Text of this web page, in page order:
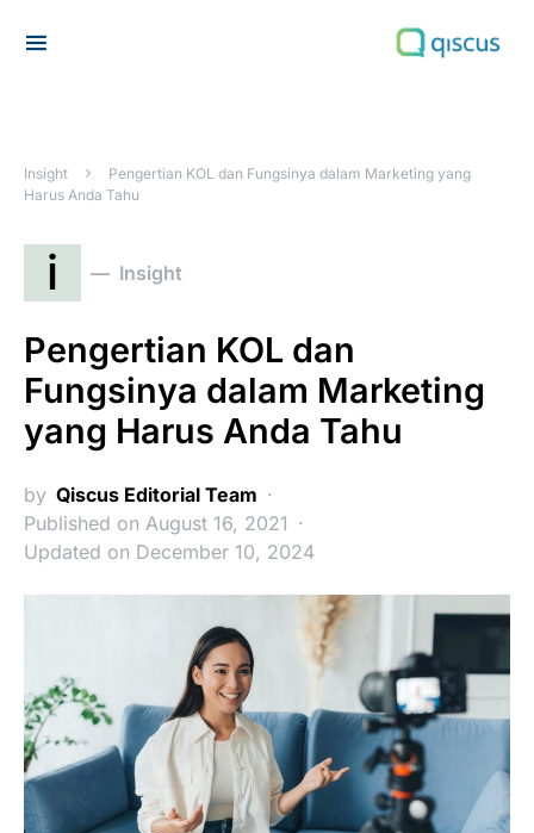
Insight
Pengertian KOL dan Fungsinya dalam Marketing yang
Harus Anda Tahu
i Insight
Pengertian KOL dan
Fungsinya dalam Marketing
yang Harus Anda Tahu
by Qiscus Editorial Team
Published on August 16, 2021
Updated on December 10, 2024